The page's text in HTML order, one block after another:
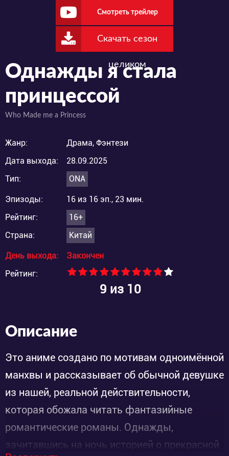
Смотреть трейлер
Скачать сезон
целиком
Однажды я стала
принцессой
Who Made me a Princess
Жанр:
Драма, Фэнтези
Дата выхода:
28.09.2025
Тип:
ONA
Эпизоды:
16 из 16 эп., 23 мин.
Рейтинг:
16+
Страна:
Китай
День выхода:
Закончен
Рейтинг:
9 из 10
Описание
Это аниме создано по мотивам одноимённой
манхвы и рассказывает об обычной девушке
из нашей, реальной действительности,
которая обожала читать фантазийные
романтические романы. Однажды,
зачитавшись на ночь историей о прекрасной